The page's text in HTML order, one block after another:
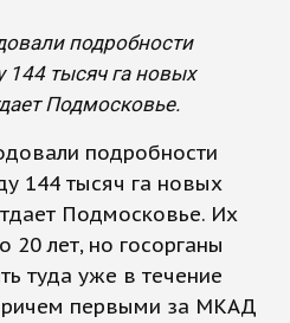
подробности
144 тысяч га новых
Подмосковье.
подробности
144 тысяч га новых
Подмосковье. Их
20 лет, но госорганы
туда уже в течение
первыми за МКАД